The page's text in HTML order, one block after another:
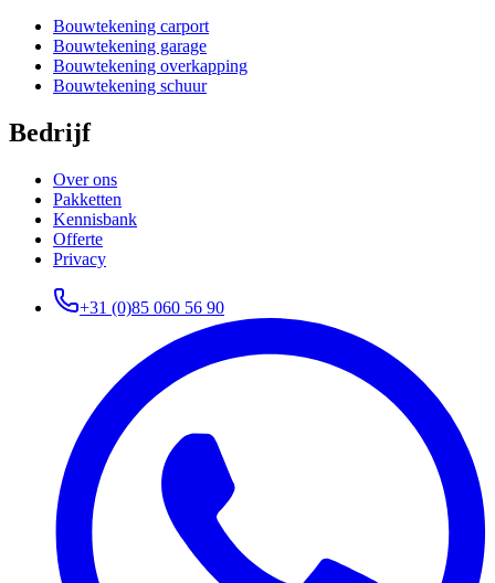
Bouwtekening carport
Bouwtekening garage
Bouwtekening overkapping
Bouwtekening schuur
Bedrijf
Over ons
Pakketten
Kennisbank
Offerte
Privacy
+31 (0)85 060 56 90